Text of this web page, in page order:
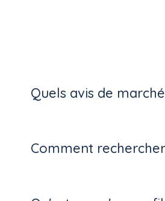
Quels avis de
Comment